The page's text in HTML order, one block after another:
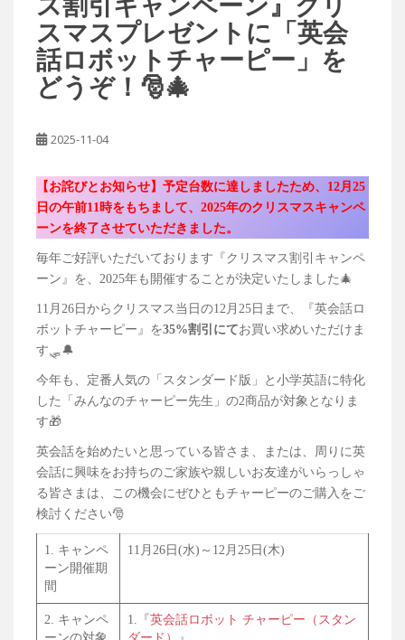
ス割引キャンペーン』クリ
スマスプレゼントに「英会
話ロボットチャーピー」を
どうぞ！🎅🎄
2025-11-04
【お詫びとお知らせ】予定台数に達しましたため、12月25
日の午前11時をもちまして、2025年のクリスマスキャンペ
ーンを終了させていただきました。
毎年ご好評いただいております『クリスマス割引キャンペ
ーン』を、2025年も開催することが決定いたしました🎄
11月26日からクリスマス当日の12月25日まで、『英会話ロ
ボットチャーピー』を35%割引にてお買い求めいただけま
す🛷🔔
今年も、定番人気の「スタンダード版」と小学英語に特化
した「みんなのチャーピー先生」の2商品が対象となりま
す🎁
英会話を始めたいと思っている皆さま、または、周りに英
会話に興味をお持ちのご家族や親しいお友達がいらっしゃ
る皆さまは、この機会にぜひともチャーピーのご購入をご
検討ください🎅
1. キャンペ
ーン開催期
間
11月26日(水)～12月25日(木)
2. キャンペ
1.『英会話ロボット チャーピー（スタン